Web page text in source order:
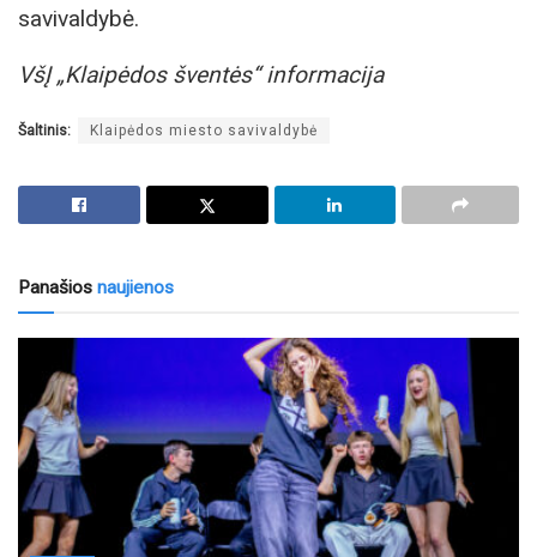
savivaldybė.
VšĮ „Klaipėdos šventės“ informacija
Šaltinis: Klaipėdos miesto savivaldybė
Panašios naujienos